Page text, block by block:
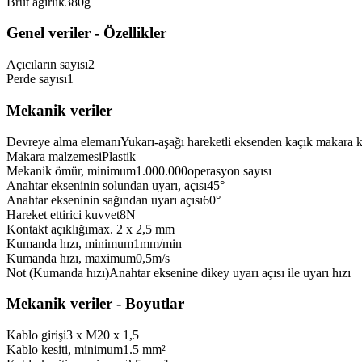
Genel veriler - Özellikler
Açıcıların sayısı2
Perde sayısı1
Mekanik veriler
Devreye alma elemanıYukarı-aşağı hareketli eksenden kaçık makara
Makara malzemesiPlastik
Mekanik ömür, minimum1.000.000operasyon sayısı
Anahtar ekseninin solundan uyarı, açısı45°
Anahtar ekseninin sağından uyarı açısı60°
Hareket ettirici kuvvet8N
Kontakt açıklığımax. 2 x 2,5 mm
Kumanda hızı, minimum1mm/min
Kumanda hızı, maximum0,5m/s
Not (Kumanda hızı)Anahtar eksenine dikey uyarı açısı ile uyarı hızı
Mekanik veriler - Boyutlar
Kablo girişi3 x M20 x 1,5
Kablo kesiti, minimum1.5 mm²